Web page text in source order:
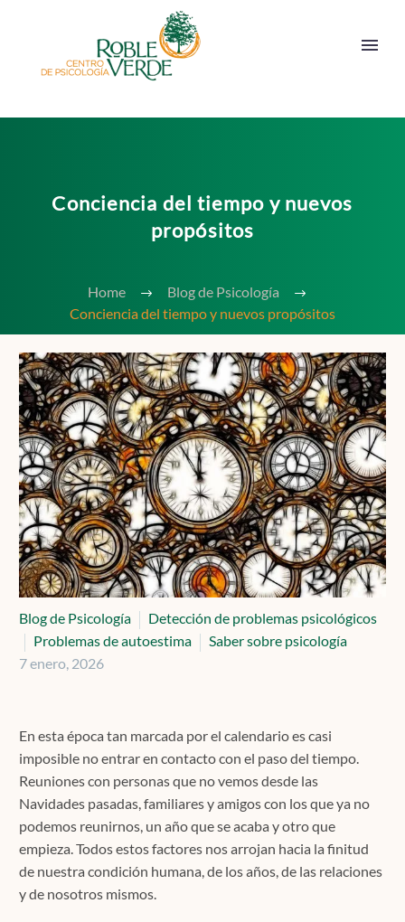
Contacto
Localízanos
Conciencia del tiempo y nuevos
propósitos
Home
Blog de Psicología
Conciencia del tiempo y nuevos propósitos
Blog de Psicología
Detección de problemas psicológicos
Problemas de autoestima
Saber sobre psicología
7 enero, 2026
En esta época tan marcada por el calendario es casi
imposible no entrar en contacto con el paso del tiempo.
Reuniones con personas que no vemos desde las
Navidades pasadas, familiares y amigos con los que ya no
podemos reunirnos, un año que se acaba y otro que
empieza. Todos estos factores nos arrojan hacia la finitud
de nuestra condición humana, de los años, de las relaciones
y de nosotros mismos.